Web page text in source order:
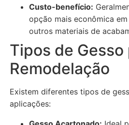
Custo-benefício:
opção mais econômica
outros materiais de
Tipos de Gesso
Remodelação
Existem diferentes tipos de
aplicações: